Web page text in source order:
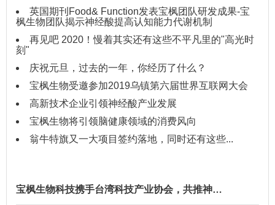
英国期刊Food& Function发表宝枫团队研发成果-宝
枫生物团队揭示神经酸提高认知能力代谢机制
再见吧 2020！慢着其实还有这些不平凡里的"高光时
刻"
庆祝元旦，过去的一年，你经历了什么？
宝枫生物受邀参加2019乌镇第六届世界互联网大会
高新技术企业引领神经酸产业发展
宝枫生物将引领脑健康领域的消费风向
翁牛特旗又一大项目签约落地，同时还有这些...
宝枫生物科技携手台湾科技产业协会，共推神…